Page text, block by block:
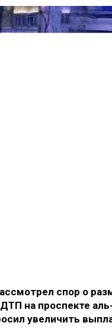
спор о
на проспекте
увеличить